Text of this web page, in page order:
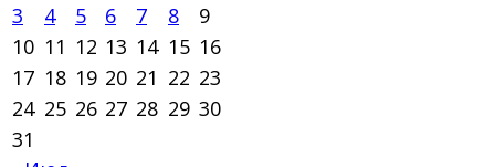
3
4 5 6 7 8
9
10 11 12 13 14 15 16
17 18 19 20 21 22 23
24 25 26 27 28 29 30
31